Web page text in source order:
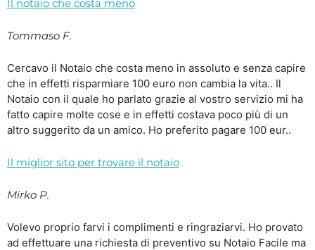
Il notaio che costa meno
Tommaso F.
Cercavo il Notaio che costa meno in assoluto e senza capire
che in effetti risparmiare 100 euro non cambia la vita.. Il
Notaio con il quale ho parlato grazie al vostro servizio mi ha
fatto capire molte cose e in effetti costava poco più di un
altro suggerito da un amico. Ho preferito pagare 100 eur..
Il miglior sito per trovare il notaio
Mirko P.
Volevo proprio farvi i complimenti e ringraziarvi. Ho provato
ad effettuare una richiesta di preventivo su Notaio Facile ma